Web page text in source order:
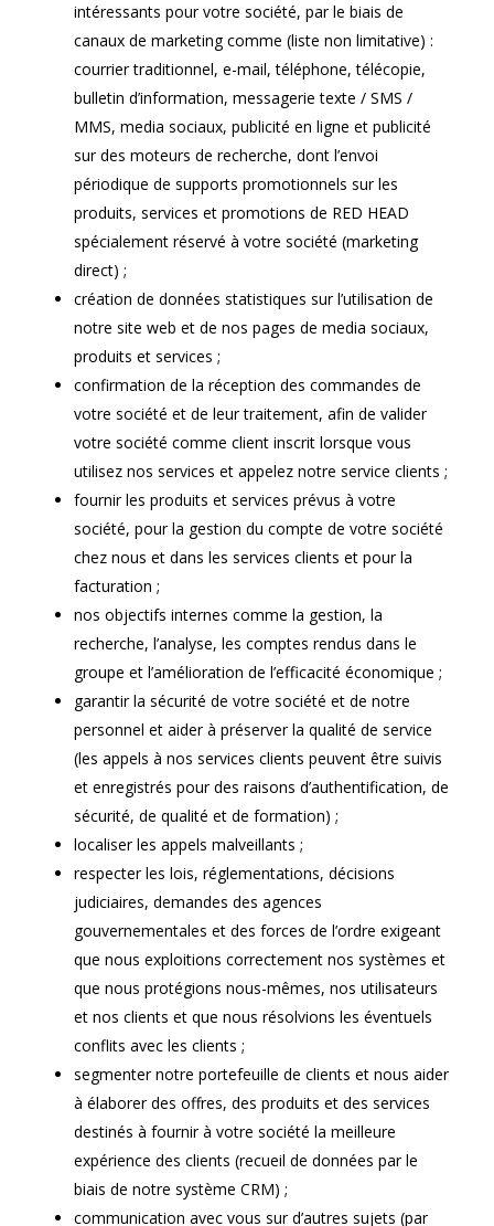
intéressants pour votre société, par le biais de
canaux de marketing comme (liste non limitative) :
courrier traditionnel, e-mail, téléphone, télécopie,
bulletin d’information, messagerie texte / SMS /
MMS, media sociaux, publicité en ligne et publicité
sur des moteurs de recherche, dont l’envoi
périodique de supports promotionnels sur les
produits, services et promotions de RED HEAD
spécialement réservé à votre société (marketing
direct) ;
création de données statistiques sur l’utilisation de
notre site web et de nos pages de media sociaux,
produits et services ;
confirmation de la réception des commandes de
votre société et de leur traitement, afin de valider
votre société comme client inscrit lorsque vous
utilisez nos services et appelez notre service clients ;
fournir les produits et services prévus à votre
société, pour la gestion du compte de votre société
chez nous et dans les services clients et pour la
facturation ;
nos objectifs internes comme la gestion, la
recherche, l’analyse, les comptes rendus dans le
groupe et l’amélioration de l’efficacité économique ;
garantir la sécurité de votre société et de notre
personnel et aider à préserver la qualité de service
(les appels à nos services clients peuvent être suivis
et enregistrés pour des raisons d’authentification, de
sécurité, de qualité et de formation) ;
localiser les appels malveillants ;
respecter les lois, réglementations, décisions
judiciaires, demandes des agences
gouvernementales et des forces de l’ordre exigeant
que nous exploitions correctement nos systèmes et
que nous protégions nous-mêmes, nos utilisateurs
et nos clients et que nous résolvions les éventuels
conflits avec les clients ;
segmenter notre portefeuille de clients et nous aider
à élaborer des offres, des produits et des services
destinés à fournir à votre société la meilleure
expérience des clients (recueil de données par le
biais de notre système CRM) ;
communication avec vous sur d’autres sujets (par